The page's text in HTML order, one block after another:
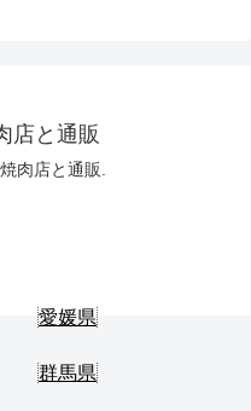
店と通販
肉店と通販.
愛媛県
群馬県